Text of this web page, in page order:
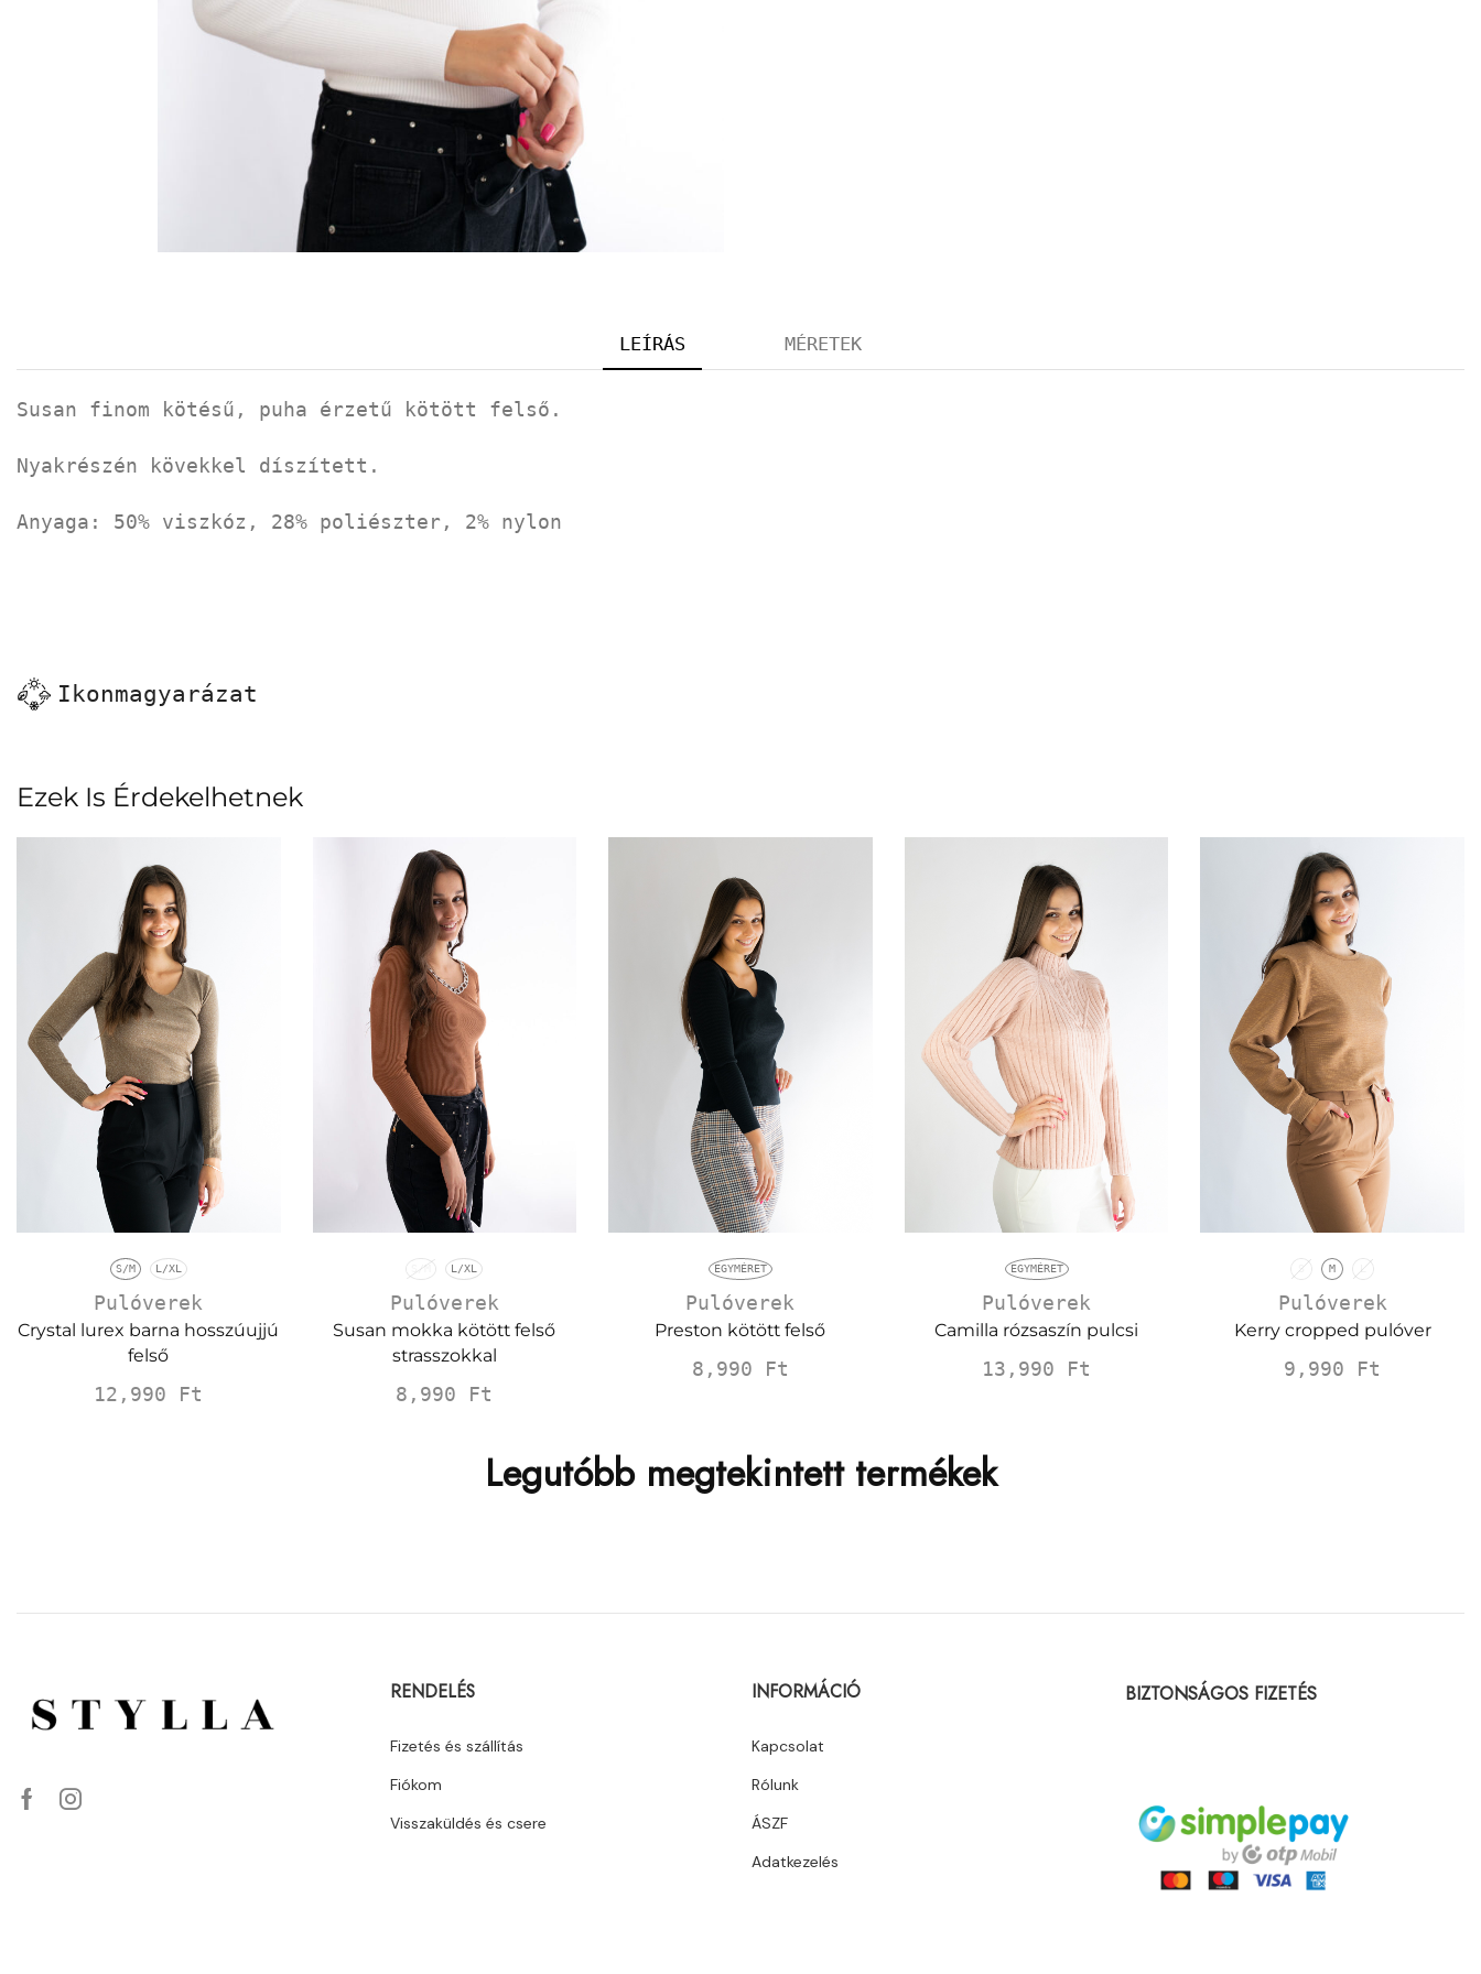
LEÍRÁS MÉRETEK
Susan finom kötésű, puha érzetű kötött felső.
Nyakrészén kövekkel díszített.
Anyaga: 50% viszkóz, 28% poliészter, 2% nylon
Ikonmagyarázat
Ezek Is Érdekelhetnek
S/M L/XL
Pulóverek
Crystal lurex barna hosszúujjú
felső
12,990 Ft
S/M L/XL
Pulóverek
Susan mokka kötött felső
strasszokkal
8,990 Ft
EGYMÉRET
Pulóverek
Preston kötött felső
8,990 Ft
EGYMÉRET
Pulóverek
Camilla rózsaszín pulcsi
13,990 Ft
S M L
Pulóverek
Kerry cropped pulóver
9,990 Ft
Legutóbb megtekintett termékek
RENDELÉS
Fizetés és szállítás
Fiókom
Visszaküldés és csere
INFORMÁCIÓ
Kapcsolat
Rólunk
ÁSZF
Adatkezelés
BIZTONSÁGOS FIZETÉS